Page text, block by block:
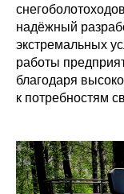
надёжный
экстремальных
работы
благодаря
к потребностям